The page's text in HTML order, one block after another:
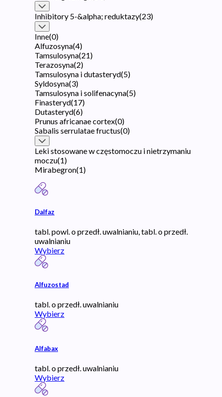
Inhibitory 5-&alpha; reduktazy(23)
Inne(0)
Alfuzosyna(4)
Tamsulosyna(21)
Terazosyna(2)
Tamsulosyna i dutasteryd(5)
Syldosyna(3)
Tamsulosyna i solifenacyna(5)
Finasteryd(17)
Dutasteryd(6)
Prunus africanae cortex(0)
Sabalis serrulatae fructus(0)
Leki stosowane w częstomoczu i nietrzymaniu
moczu(1)
Mirabegron(1)
Dalfaz
tabl. powl. o przedł. uwalnianiu, tabl. o przedł.
uwalnianiu
Wybierz
Alfuzostad
tabl. o przedł. uwalnianiu
Wybierz
Alfabax
tabl. o przedł. uwalnianiu
Wybierz